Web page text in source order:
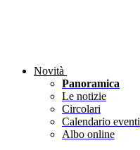
Novità
Panoramica
Le notizie
Circolari
Calendario eventi
Albo online